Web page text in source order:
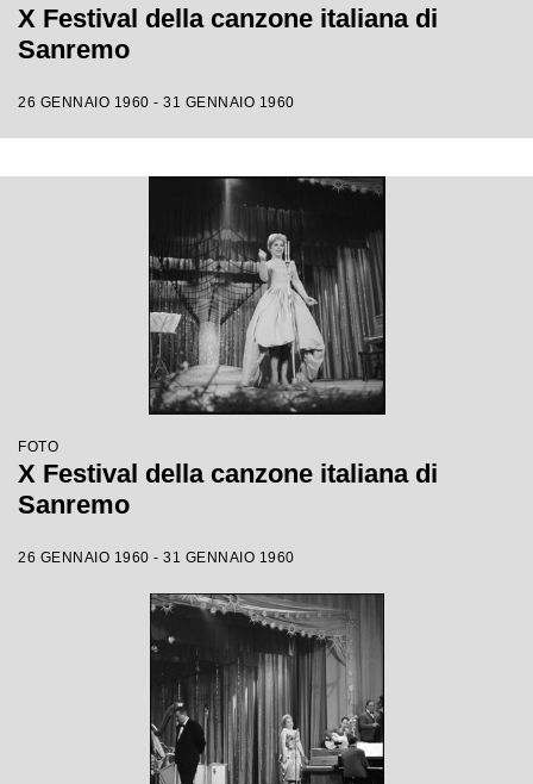
X Festival della canzone italiana di
Sanremo
26 GENNAIO 1960 - 31 GENNAIO 1960
FOTO
X Festival della canzone italiana di
Sanremo
26 GENNAIO 1960 - 31 GENNAIO 1960